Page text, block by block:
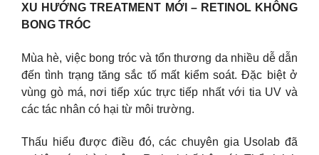
XU HƯỚNG TREATMENT MỚI – RETINOL KHÔNG
BONG TRÓC
Mùa hè, việc bong tróc và tổn thương da nhiều dễ dẫn
đến tình trạng tăng sắc tố mất kiểm soát. Đặc biệt ở
vùng gò má, nơi tiếp xúc trực tiếp nhất với tia UV và
các tác nhân có hại từ môi trường.
Thấu hiểu được điều đó, các chuyên gia Usolab đã